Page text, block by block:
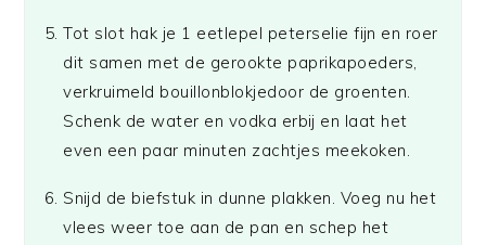
Tot slot hak je 1 eetlepel peterselie fijn en roer
dit samen met de gerookte paprikapoeders,
verkruimeld bouillonblokjedoor de groenten.
Schenk de water en vodka erbij en laat het
even een paar minuten zachtjes meekoken.
Snijd de biefstuk in dunne plakken. Voeg nu het
vlees weer toe aan de pan en schep het